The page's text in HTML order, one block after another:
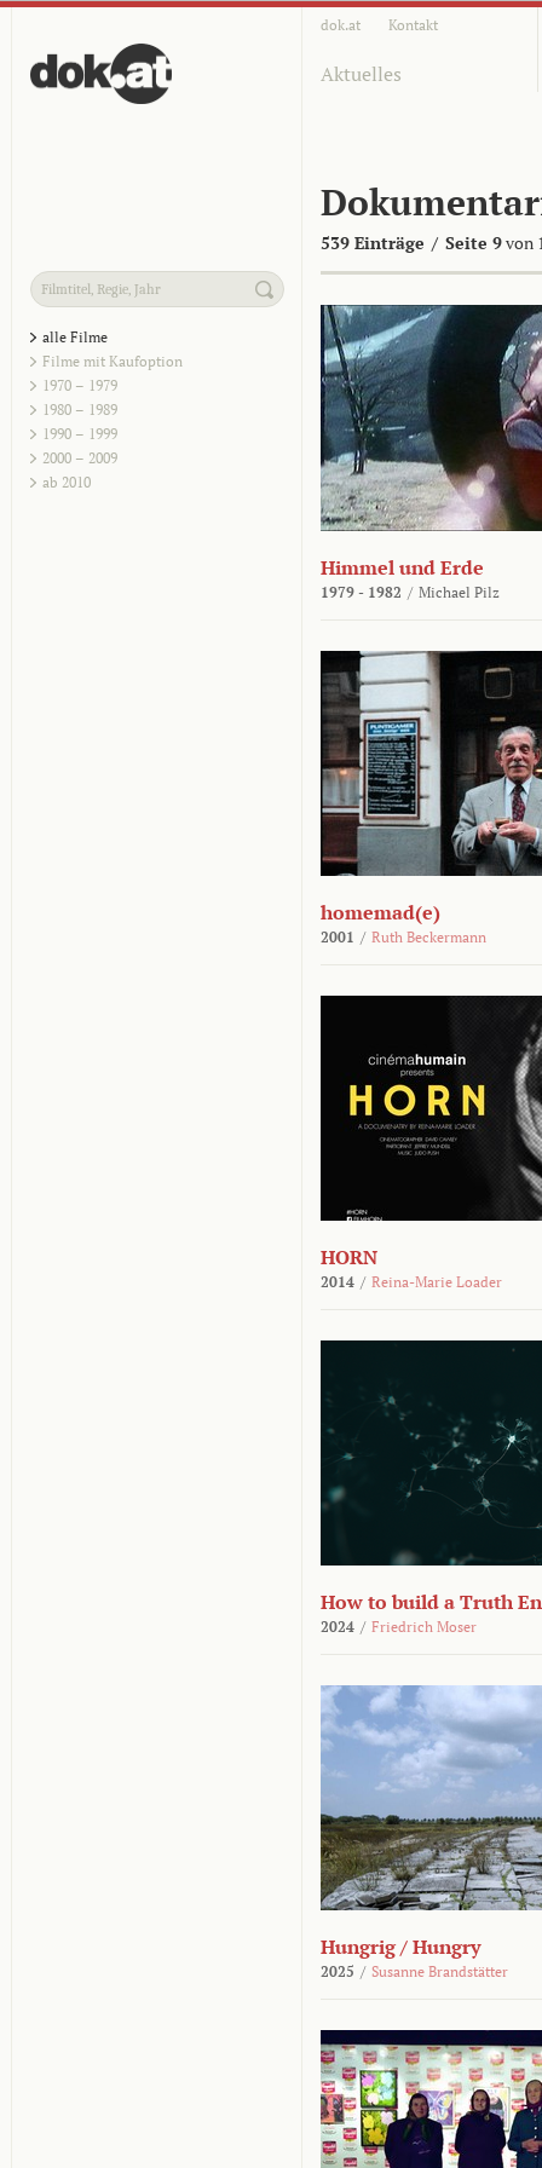
dok.at Kontakt
Aktuelles
539 Einträge / Seite 9von
alle Filme
Filme mit Kaufoption
1970 – 1979
1980 – 1989
1990 – 1999
2000 – 2009
ab 2010
Himmel und Erde
1979 - 1982 / Michael Pilz
homemad(e)
2001 / Ruth Beckermann
HORN
2014 / Reina-Marie Loader
How to build a Truth
2024 / Friedrich Moser
Hungrig / Hungry
2025 / Susanne Brandstätter